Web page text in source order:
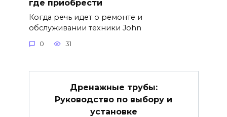
где приобрести
Когда речь идет о ремонте и
обслуживании техники John
0 31
Дренажные трубы:
Руководство по выбору и
установке